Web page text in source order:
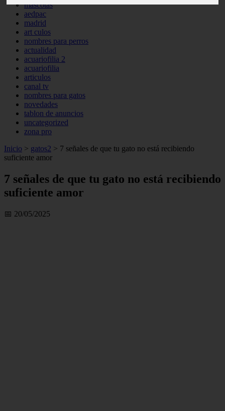
mascotas
aedpac
madrid
art culos
nombres para perros
actualidad
acuariofilia 2
acuariofilia
articulos
canal tv
nombres para gatos
novedades
tablon de anuncios
uncategorized
zona pro
Inicio > gatos2 > 7 señales de que tu gato no está recibiendo
suficiente amor
7 señales de que tu gato no está recibiendo
suficiente amor
📅 20/05/2025